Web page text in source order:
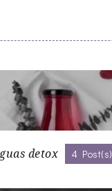
detox 4 Post(s)